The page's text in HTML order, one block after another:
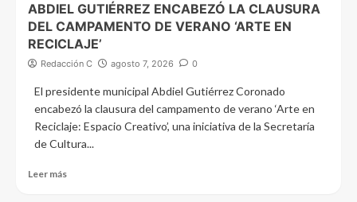
ABDIEL GUTIÉRREZ ENCABEZÓ LA CLAUSURA
DEL CAMPAMENTO DE VERANO ‘ARTE EN
RECICLAJE’
Redacción C agosto 7, 2026 0
El presidente municipal Abdiel Gutiérrez Coronado
encabezó la clausura del campamento de verano ‘Arte en
Reciclaje: Espacio Creativo’, una iniciativa de la Secretaría
de Cultura...
Leer más